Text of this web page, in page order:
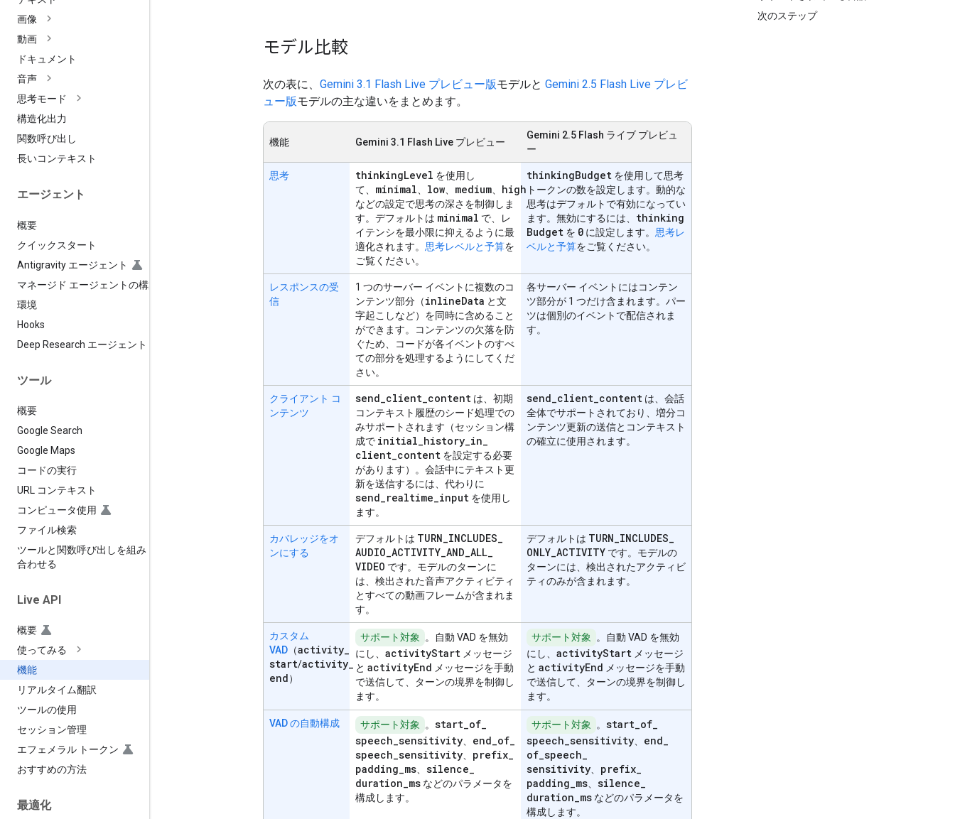
画像
動画
ドキュメント
音声
思考モード
構造化出力
関数呼び出し
長いコンテキスト
エージェント
概要
クイックスタート
Antigravity エージェント
マネージド エージェントの構築
環境
Hooks
Deep Research エージェント
ツール
概要
Google Search
Google Maps
コードの実行
URL コンテキスト
コンピュータ使用
ファイル検索
ツールと関数呼び出しを組み
合わせる
Live API
概要
使ってみる
機能
リアルタイム翻訳
ツールの使用
セッション管理
エフェメラル トークン
おすすめの方法
最適化
次のステップ
モデル比較
次の表に、 Gemini 3.1 Flash Live プレビュー版モデルと Gemini 2.5 Flash Live プレビ
ュー版モデルの主な違いをまとめます。
機能 Gemini 3.1 Flash Live プレビュー
Gemini 2.5 Flash ライブ プレビュ
ー
思考 thinkingLevel を使用し
て、 minimal low medium high
などの設定で思考の深さを制御しま
す。デフォルトは minimal で、レ
イテンシを最小限に抑えるように最
適化されます。 思考レベルと予算を
ご覧ください。
thinkingBudget を使用して思考
トークンの数を設定します。動的な
思考はデフォルトで有効になってい
ます。無効にするには、 thinking
Budget を 0 に設定します。 思考レ
ベルと予算をご覧ください。
レスポンスの受
信
1 つのサーバー イベントに複数のコ
ンテンツ部分（inlineData と文
字起こしなど）を同時に含めること
ができます。コンテンツの欠落を防
ぐため、コードが各イベントのすべ
ての部分を処理するようにしてくだ
さい。
各サーバー イベントにはコンテン
ツ部分が 1 つだけ含まれます。パー
ツは個別のイベントで配信されま
す。
クライアント コ
ンテンツ
send_client_content は、初期
コンテキスト履歴のシード処理での
みサポートされます（セッション構
成で initial_history_in_
client_content を設定する必要
があります）。会話中にテキスト更
新を送信するには、代わりに
send_realtime_input を使用し
ます。
send_client_content は、会話
全体でサポートされており、増分コ
ンテンツ更新の送信とコンテキスト
の確立に使用されます。
カバレッジをオ
ンにする
デフォルトは TURN_INCLUDES_
AUDIO_ACTIVITY_AND_ALL_
VIDEO です。モデルのターンに
は、検出された音声アクティビティ
とすべての動画フレームが含まれま
す。
デフォルトは TURN_INCLUDES_
ONLY_ACTIVITY です。モデルの
ターンには、検出されたアクティビ
ティのみが含まれます。
カスタム
VAD （activity_
start/activity_
end）
サポート対象
。自動 VAD を無効
にし、 activityStart メッセージ
と activityEnd メッセージを手動
で送信して、ターンの境界を制御し
ます。
サポート対象
。自動 VAD を無効
にし、 activityStart メッセージ
と activityEnd メッセージを手動
で送信して、ターンの境界を制御し
ます。
VAD の自動構成 サポート対象 。start of
speech_sensitivity、 end_of_
speech_sensitivity、 prefix_
padding_ms、 silence_
duration_ms などのパラメータを
構成します。
サポート対象 。start of
speech_sensitivity、 end_
of_speech_
sensitivity、 prefix_
padding_ms、 silence_
duration_ms などのパラメータを
構成します。